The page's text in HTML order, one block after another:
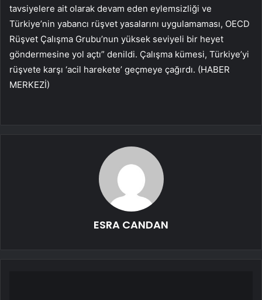
tavsiyelere ait olarak devam eden eylemsizliği ve
Türkiye’nin yabancı rüşvet yasalarını uygulamaması, OECD
Rüşvet Çalışma Grubu’nun yüksek seviyeli bir heyet
göndermesine yol açtı” denildi. Çalışma kümesi, Türkiye’yi
rüşvete karşı ‘acil harekete’ geçmeye çağırdı. (HABER
MERKEZİ)
ESRA CANDAN